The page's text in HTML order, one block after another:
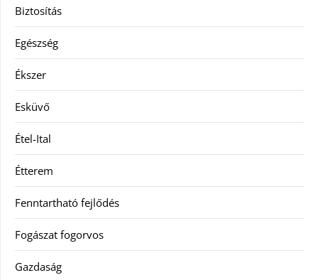
Biztosítás
Egészség
Ékszer
Esküvő
Étel-Ital
Étterem
Fenntartható fejlődés
Fogászat fogorvos
Gazdaság